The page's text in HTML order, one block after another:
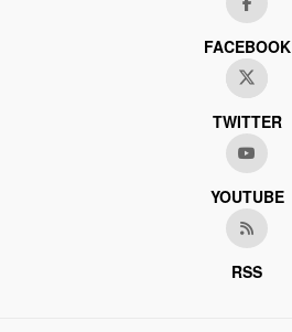
FACEBOOK
TWITTER
YOUTUBE
RSS